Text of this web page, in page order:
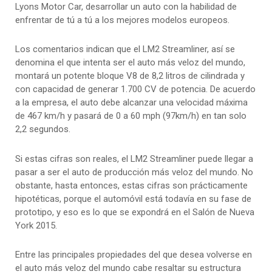
Lyons Motor Car, desarrollar un auto con la habilidad de
enfrentar de tú a tú a los mejores modelos europeos.
Los comentarios indican que el LM2 Streamliner, así se
denomina el que intenta ser el auto más veloz del mundo,
montará un potente bloque V8 de 8,2 litros de cilindrada y
con capacidad de generar 1.700 CV de potencia. De acuerdo
a la empresa, el auto debe alcanzar una velocidad máxima
de 467 km/h y pasará de 0 a 60 mph (97km/h) en tan solo
2,2 segundos.
Si estas cifras son reales, el LM2 Streamliner puede llegar a
pasar a ser el auto de producción más veloz del mundo. No
obstante, hasta entonces, estas cifras son prácticamente
hipotéticas, porque el automóvil está todavía en su fase de
prototipo, y eso es lo que se expondrá en el Salón de Nueva
York 2015.
Entre las principales propiedades del que desea volverse en
el auto más veloz del mundo cabe resaltar su estructura